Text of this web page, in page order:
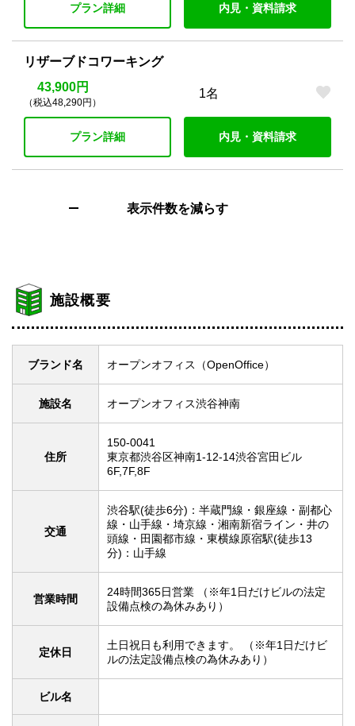
プラン詳細 内見・資料請求
リザーブドコワーキング
43,900円
（税込48,290円）
1名
プラン詳細 内見・資料請求
表示件数を減らす
施設概要
ブランド名 オープンオフィス（OpenOffice）
施設名 オープンオフィス渋谷神南
住所
150-0041
東京都渋谷区神南1-12-14渋谷宮田ビル
6F,7F,8F
交通
渋谷駅(徒歩6分)：半蔵門線・銀座線・副都心
線・山手線・埼京線・湘南新宿ライン・井の
頭線・田園都市線・東横線原宿駅(徒歩13
分)：山手線
営業時間
24時間365日営業 （※年1日だけビルの法定
設備点検の為休みあり）
定休日
土日祝日も利用できます。 （※年1日だけビ
ルの法定設備点検の為休みあり）
ビル名